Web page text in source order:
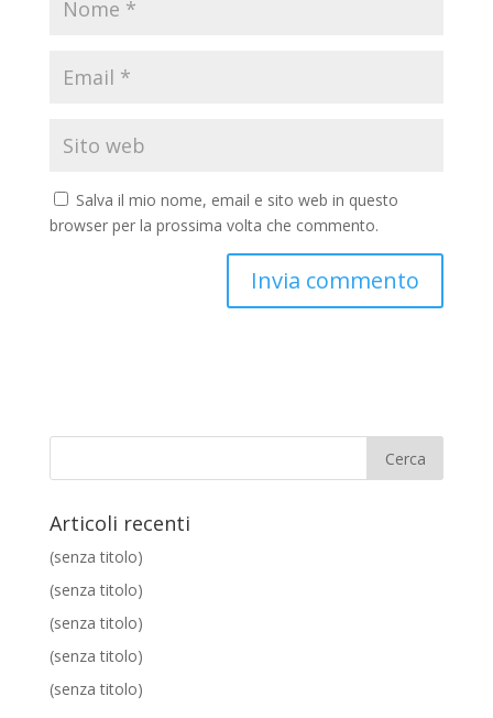
Salva il mio nome, email e sito web in questo
browser per la prossima volta che commento.
Articoli recenti
(senza titolo)
(senza titolo)
(senza titolo)
(senza titolo)
(senza titolo)